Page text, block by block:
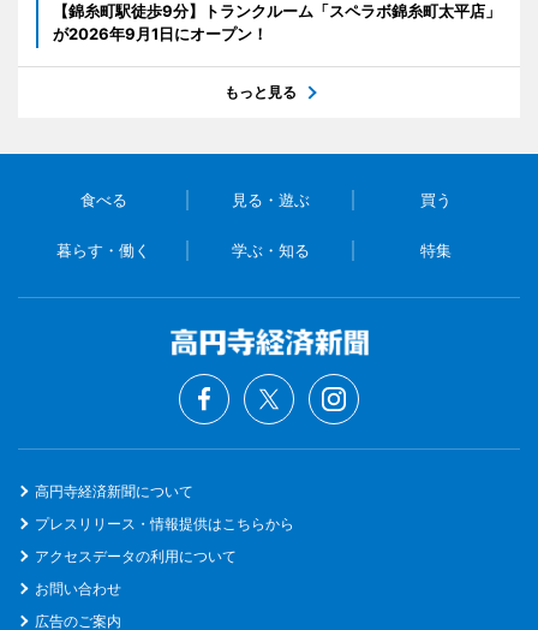
【錦糸町駅徒歩9分】トランクルーム「スペラボ錦糸町太平店」
が2026年9月1日にオープン！
もっと見る
食べる 見る・遊ぶ 買う
暮らす・働く 学ぶ・知る 特集
高円寺経済新聞について
プレスリリース・情報提供はこちらから
アクセスデータの利用について
お問い合わせ
広告のご案内